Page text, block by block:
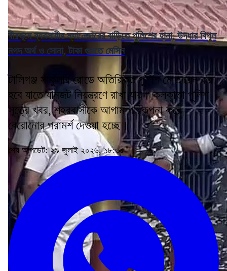
বীরভূমে ব্যবসায়ীর ম্যানেজারের বাড়িতে পুলিশের হানা, উদ্ধার বিপুল
নগদ অর্থ ও সোনা, টাকা গুনতে মেসিন
টালিগঞ্জ সার্কুলার রোডে অতিরিক্ত পুলিশ মোতায়েন করা
হবে যাতে যানজট নিয়ন্ত্রণে রাখা যায়। কলকাতা পুলিশ
সূত্রে খবর, শহরবাসীকে আগাম পরিকল্পনা করে
বেরোনোর পরামর্শ দেওয়া হচ্ছে।
শেষ আপডেট: ২৯ জুলাই ২০২৬, ১৮:৩৫